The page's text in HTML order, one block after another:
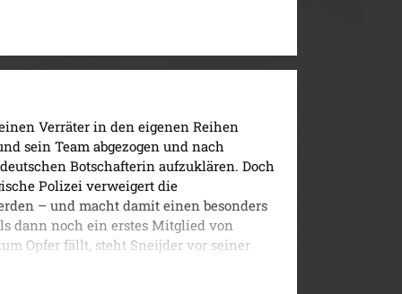
Verräter in den eigenen Reihen
sein Team abgezogen und nach
Botschafterin aufzuklären. Doch
Polizei verweigert die
– und macht damit einen besonders
dann noch ein erstes Mitglied von
Opfer fällt, steht Sneijder vor seiner